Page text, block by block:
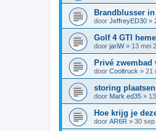
Brandblusser
door JeffreyED30 »
Golf 4 GTI
door jariW» 13 mei
Privé
door Cooltruck » 21
storing
door Mark ed35 »
Hoe krijg je
door AR6R » 30 sep